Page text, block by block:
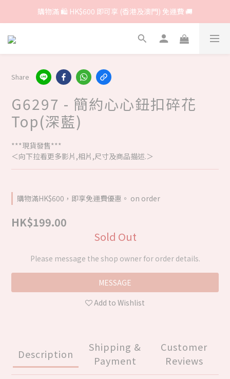
購物滿 🛍 HK$600 即可享 (香港及澳門) 免運費 🚚
Share
G6297 - 簡約心心鈕扣碎花
Top(深藍)
***現貨發售***
＜向下拉看更多影片,相片,尺寸及商品描述.＞
購物滿HK$600，即享免運費優惠。 on order
HK$199.00
Sold Out
Please message the shop owner for order details.
MESSAGE
Add to Wishlist
Description
Shipping &
Payment
Customer
Reviews